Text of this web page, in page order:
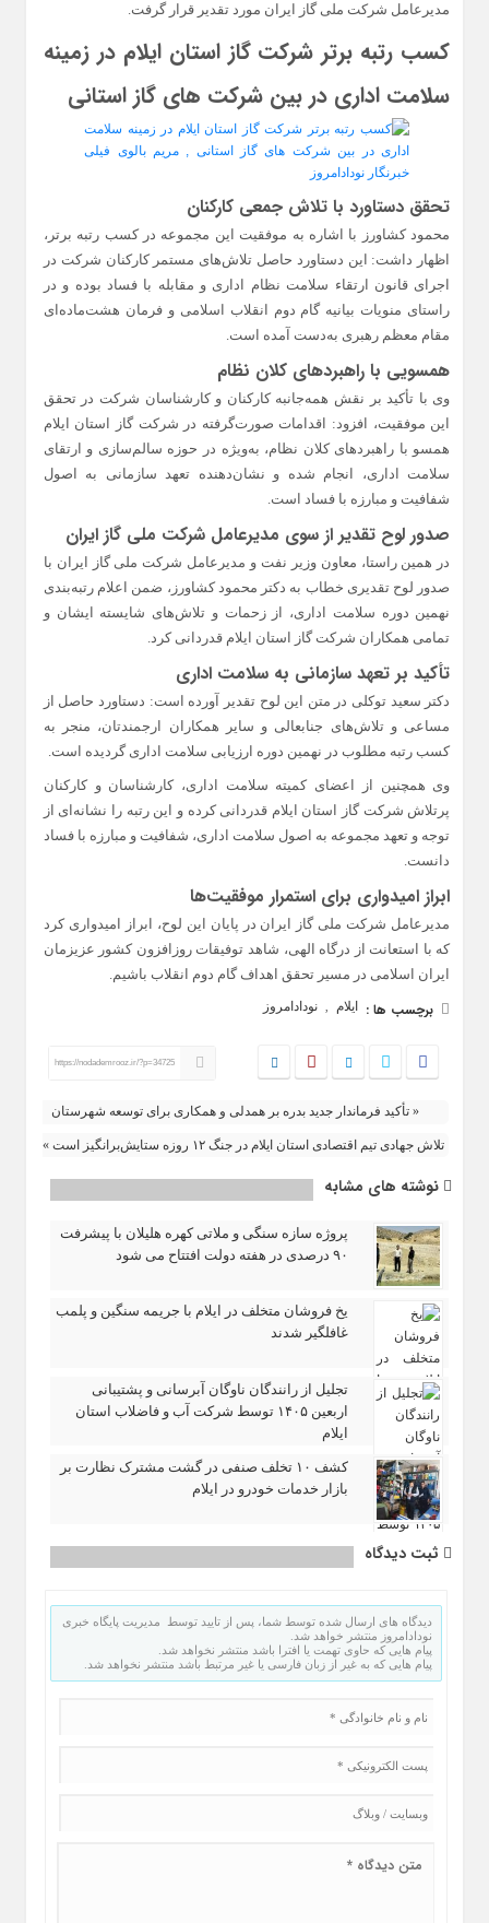
مدیرعامل شرکت ملی گاز ایران مورد تقدیر قرار گرفت.
کسب رتبه برتر شرکت گاز استان ایلام در زمینه
سلامت اداری در بین شرکت‌ های گاز استانی
تحقق دستاورد با تلاش جمعی کارکنان
محمود کشاورز با اشاره به موفقیت این مجموعه در کسب رتبه برتر،
اظهار داشت: این دستاورد حاصل تلاش‌های مستمر کارکنان شرکت در
اجرای قانون ارتقاء سلامت نظام اداری و مقابله با فساد بوده و در
راستای منویات بیانیه گام دوم انقلاب اسلامی و فرمان هشت‌ماده‌ای
مقام معظم رهبری به‌دست آمده است.
همسویی با راهبردهای کلان نظام
وی با تأکید بر نقش همه‌جانبه کارکنان و کارشناسان شرکت در تحقق
این موفقیت، افزود: اقدامات صورت‌گرفته در شرکت گاز استان ایلام
همسو با راهبردهای کلان نظام، به‌ویژه در حوزه سالم‌سازی و ارتقای
سلامت اداری، انجام شده و نشان‌دهنده تعهد سازمانی به اصول
شفافیت و مبارزه با فساد است.
صدور لوح تقدیر از سوی مدیرعامل شرکت ملی گاز ایران
در همین راستا، معاون وزیر نفت و مدیرعامل شرکت ملی گاز ایران با
صدور لوح تقدیری خطاب به دکتر محمود کشاورز، ضمن اعلام رتبه‌بندی
نهمین دوره سلامت اداری، از زحمات و تلاش‌های شایسته ایشان و
تمامی همکاران شرکت گاز استان ایلام قدردانی کرد.
تأکید بر تعهد سازمانی به سلامت اداری
دکتر سعید توکلی در متن این لوح تقدیر آورده است: دستاورد حاصل از
مساعی و تلاش‌های جنابعالی و سایر همکاران ارجمندتان، منجر به
کسب رتبه مطلوب در نهمین دوره ارزیابی سلامت اداری گردیده است.
وی همچنین از اعضای کمیته سلامت اداری، کارشناسان و کارکنان
پرتلاش شرکت گاز استان ایلام قدردانی کرده و این رتبه را نشانه‌ای از
توجه و تعهد مجموعه به اصول سلامت اداری، شفافیت و مبارزه با فساد
دانست.
ابراز امیدواری برای استمرار موفقیت‌ها
مدیرعامل شرکت ملی گاز ایران در پایان این لوح، ابراز امیدواری کرد
که با استعانت از درگاه الهی، شاهد توفیقات روزافزون کشور عزیزمان
ایران اسلامی در مسیر تحقق اهداف گام دوم انقلاب باشیم.
برچسب ها : ایلام نودادامروز
https://nodademrooz.ir/?p=34725
« تأکید فرماندار جدید بدره بر همدلی و همکاری برای توسعه شهرستان
تلاش جهادی تیم اقتصادی استان ایلام در جنگ ۱۲ روزه ستایش‌برانگیز است »
نوشته های مشابه
پروژه سازه سنگی و ملاتی کهره هلیلان با پیشرفت
۹۰ درصدی در هفته دولت افتتاح می شود
یخ‌ فروشان متخلف در ایلام با جریمه سنگین و پلمب
غافلگیر شدند
تجلیل از رانندگان ناوگان آبرسانی و پشتیبانی
اربعین ۱۴۰۵ توسط شرکت آب و فاضلاب استان
ایلام
کشف ۱۰ تخلف صنفی در گشت مشترک نظارت بر
بازار خدمات خودرو در ایلام
ثبت دیدگاه
دیدگاه های ارسال شده توسط شما، پس از تایید توسط مدیریت پایگاه خبری
نودادامروز منتشر خواهد شد.
پیام هایی که حاوی تهمت یا افترا باشد منتشر نخواهد شد.
پیام هایی که به غیر از زبان فارسی یا غیر مرتبط باشد منتشر نخواهد شد.